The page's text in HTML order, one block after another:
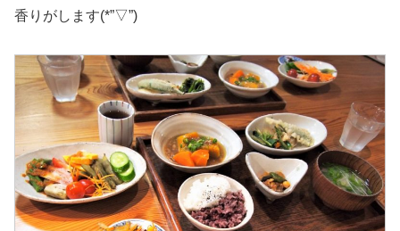
香りがします(*”▽”)